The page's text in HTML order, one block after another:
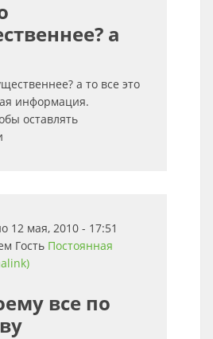
а
а то все это
информация.
оставлять
12 мая, 2010 - 17:51
Гость Постоянная
все по